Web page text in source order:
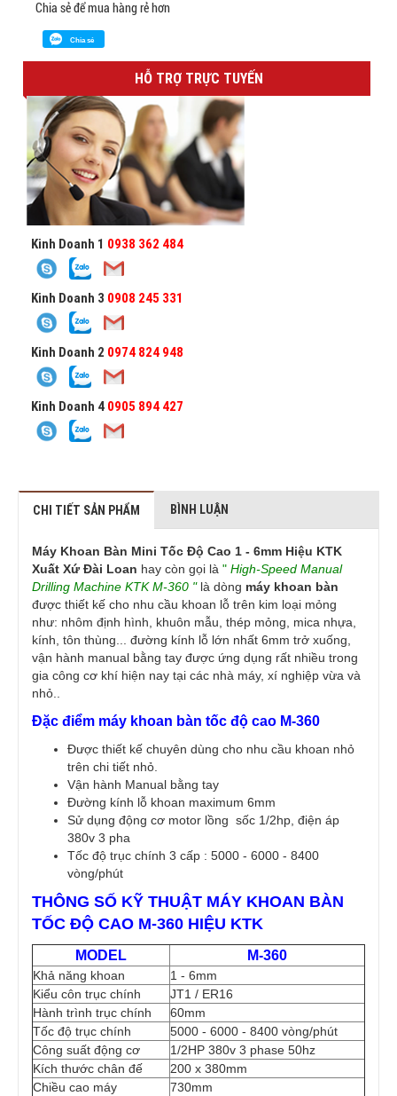
Chia sẻ để mua hàng rẻ hơn
Chia sẻ
HỖ TRỢ TRỰC TUYẾN
Kinh Doanh 1 0938 362 484
Kinh Doanh 3 0908 245 331
Kinh Doanh 2 0974 824 948
Kinh Doanh 4 0905 894 427
CHI TIẾT SẢN PHẨM BÌNH LUẬN
Máy Khoan Bàn Mini Tốc Độ Cao 1 - 6mm Hiệu KTK
Xuất Xứ Đài Loan hay còn gọi là " High-Speed Manual
Drilling Machine KTK M-360 " là dòng máy khoan bàn
được thiết kế cho nhu cầu khoan lỗ trên kim loại mỏng
như: nhôm định hình, khuôn mẫu, thép mỏng, mica nhựa,
kính, tôn thùng... đường kính lỗ lớn nhất 6mm trở xuống,
vận hành manual bằng tay được ứng dụng rất nhiều trong
gia công cơ khí hiện nay tại các nhà máy, xí nghiệp vừa và
nhỏ..
Đặc điểm máy khoan bàn tốc độ cao M-360
Được thiết kế chuyên dùng cho nhu cầu khoan nhỏ
trên chi tiết nhỏ.
Vận hành Manual bằng tay
Đường kính lỗ khoan maximum 6mm
Sử dụng động cơ motor lồng sốc 1/2hp, điện áp
380v 3 pha
Tốc độ trục chính 3 cấp : 5000 - 6000 - 8400
vòng/phút
THÔNG SỐ KỸ THUẬT MÁY KHOAN BÀN
TỐC ĐỘ CAO M-360 HIỆU KTK
MODEL M-360
Khả năng khoan
1 - 6mm
Kiểu côn trục chính
JT1 / ER16
Hành trình trục chính
60mm
Tốc độ trục chính
5000 - 6000 - 8400 vòng/phút
Công suất động cơ
1/2HP 380v 3 phase 50hz
Kích thước chân đế
200 x 380mm
Chiều cao máy
730mm